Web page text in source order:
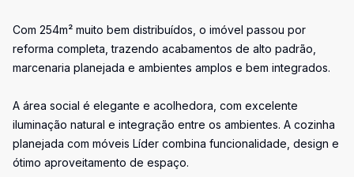
Com 254m² muito bem distribuídos, o imóvel passou por
reforma completa, trazendo acabamentos de alto padrão,
marcenaria planejada e ambientes amplos e bem integrados.
A área social é elegante e acolhedora, com excelente
iluminação natural e integração entre os ambientes. A cozinha
planejada com móveis Líder combina funcionalidade, design e
ótimo aproveitamento de espaço.